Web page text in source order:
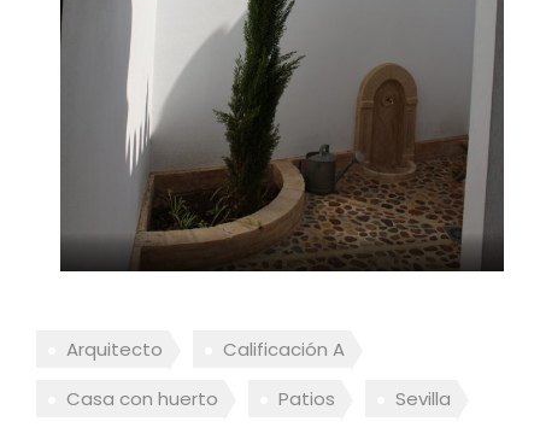
Arquitecto
Calificación A
Casa con huerto
Patios Sevilla